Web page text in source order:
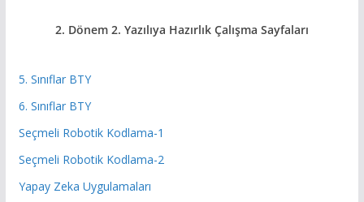
2. Dönem 2. Yazılıya Hazırlık Çalışma Sayfaları
5. Sınıflar BTY
6. Sınıflar BTY
Seçmeli Robotik Kodlama-1
Seçmeli Robotik Kodlama-2
Yapay Zeka Uygulamaları